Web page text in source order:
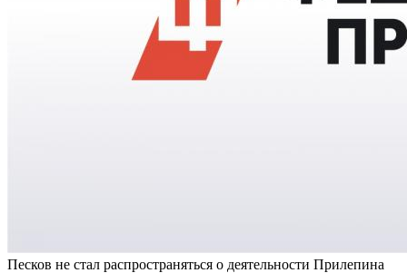
Песков не стал распространяться о деятельности Прилепина